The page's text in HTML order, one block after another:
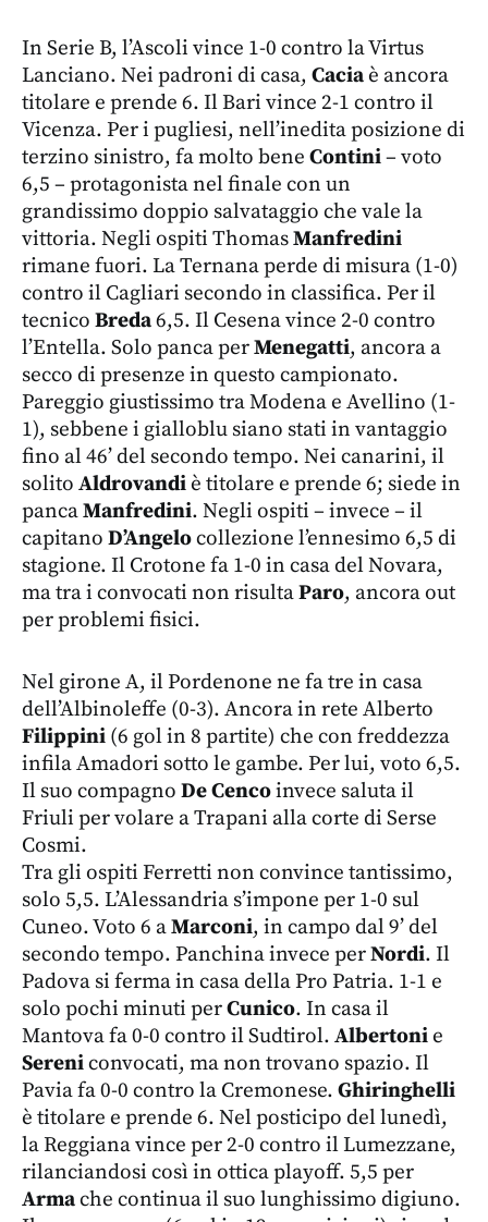
In Serie B, l’Ascoli vince 1-0 contro la Virtus
Lanciano. Nei padroni di casa, Caciaè ancora
titolare e prende 6. Il Bari vince 2-1 contro il
Vicenza. Per i pugliesi, nell’inedita posizione di
terzino sinistro, fa molto bene Contini– voto
6,5 – protagonista nel finale con un
grandissimo doppio salvataggio che vale la
vittoria. Negli ospiti ThomasManfredini
rimane fuori. La Ternana perde di misura (1-0)
contro il Cagliari secondo in classifica. Per il
tecnico Breda6,5. Il Cesena vince 2-0 contro
l’Entella. Solo panca perMenegatti, ancora a
secco di presenze in questo campionato.
Pareggio giustissimo tra Modena e Avellino (1-
1), sebbene i gialloblu siano stati in vantaggio
fino al 46’ del secondo tempo. Nei canarini, il
solito Aldrovandiè titolare e prende 6; siede in
pancaManfredini. Negli ospiti – invece – il
capitano D’Angelocollezione l’ennesimo 6,5 di
stagione. Il Crotone fa 1-0 in casa del Novara,
ma tra i convocati non risultaParo, ancora out
per problemi fisici.
Nel girone A, il Pordenone ne fa tre in casa
dell’Albinoleffe (0-3). Ancora in rete Alberto
Filippini (6 gol in 8 partite) che con freddezza
infila Amadori sotto le gambe. Per lui, voto 6,5.
Il suo compagno De Cencoinvece saluta il
Friuli per volare a Trapani alla corte di Serse
Cosmi.
Tra gli ospiti Ferretti non convince tantissimo,
solo 5,5. L’Alessandria s’impone per 1-0 sul
Cuneo. Voto 6 aMarconi, in campo dal 9’ del
secondo tempo. Panchina invece perNordi. Il
Padova si ferma in casa della Pro Patria. 1-1 e
solo pochi minuti perCunico. In casa il
Mantova fa 0-0 contro il Sudtirol. Albertonie
Sereniconvocati, ma non trovano spazio. Il
Pavia fa 0-0 contro la Cremonese. Ghiringhelli
è titolare e prende 6. Nel posticipo del lunedì,
la Reggiana vince per 2-0 contro il Lumezzane,
rilanciandosi così in ottica playoff. 5,5 per
Armache continua il suo lunghissimo digiuno.